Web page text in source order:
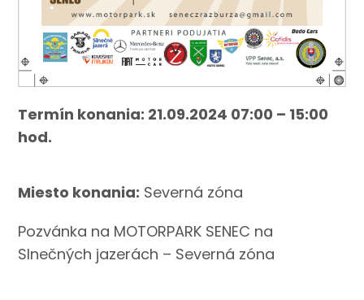
Termín konania: 21.09.2024 07:00 – 15:00
hod.
Miesto konania: Severná zóna
Pozvánka na MOTORPARK SENEC na
Slnečných jazerách – Severná zóna